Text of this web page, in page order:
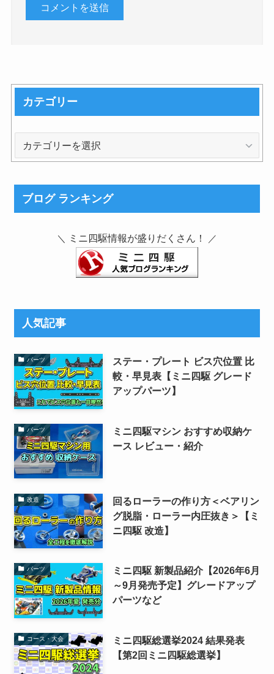
カテゴリー
リ
ブログ ランキング
＼ ミニ四駆情報が盛りだくさん！ ／
人気記事
パーツ
ステー・プレート ビス穴位置 比
較・早見表【ミニ四駆 グレード
アップパーツ】
パーツ
ミニ四駆マシン おすすめ収納ケ
ース レビュー・紹介
改造
回るローラーの作り方＜ベアリン
グ脱脂・ローラー内圧抜き＞【ミ
ニ四駆 改造】
パーツ
ミニ四駆 新製品紹介【2026年6月
～9月発売予定】グレードアップ
パーツなど
コース・大会
ミニ四駆総選挙2024 結果発表
【第2回ミニ四駆総選挙】